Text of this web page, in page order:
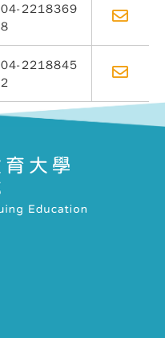
04-2218369
8
04-2218845
2